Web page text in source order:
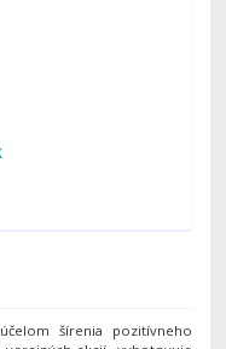
šírenia pozitívneho